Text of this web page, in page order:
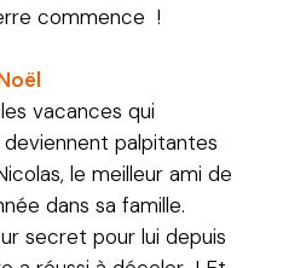
commence !
vacances qui
palpitantes
le meilleur ami de
dans sa famille.
secret pour lui depuis